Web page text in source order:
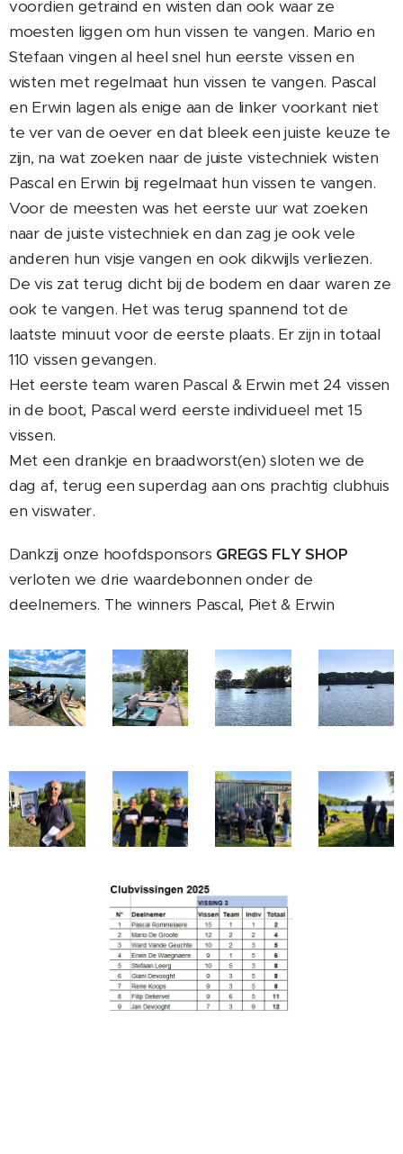
voordien getraind en wisten dan ook waar ze
moesten liggen om hun vissen te vangen. Mario en
Stefaan vingen al heel snel hun eerste vissen en
wisten met regelmaat hun vissen te vangen. Pascal
en Erwin lagen als enige aan de linker voorkant niet
te ver van de oever en dat bleek een juiste keuze te
zijn, na wat zoeken naar de juiste vistechniek wisten
Pascal en Erwin bij regelmaat hun vissen te vangen.
Voor de meesten was het eerste uur wat zoeken
naar de juiste vistechniek en dan zag je ook vele
anderen hun visje vangen en ook dikwijls verliezen.
De vis zat terug dicht bij de bodem en daar waren ze
ook te vangen. Het was terug spannend tot de
laatste minuut voor de eerste plaats. Er zijn in totaal
110 vissen gevangen.
Het eerste team waren Pascal & Erwin met 24 vissen
in de boot, Pascal werd eerste individueel met 15
vissen.
Met een drankje en braadworst(en) sloten we de
dag af, terug een superdag aan ons prachtig clubhuis
en viswater.
Dankzij onze hoofdsponsors GREGS FLY SHOP
verloten we drie waardebonnen onder de
deelnemers. The winners Pascal, Piet & Erwin